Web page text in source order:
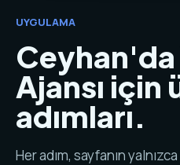
UYGULAMA
Ajansı için
adımları.
Her adım, sayfanın